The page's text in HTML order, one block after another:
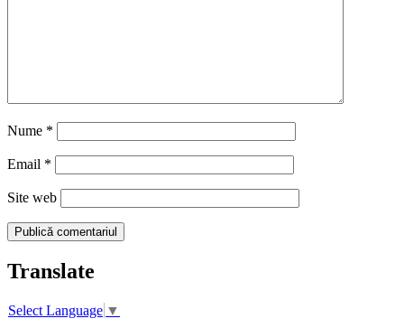
Nume *
Email *
Site web
Translate
Select Language ▼